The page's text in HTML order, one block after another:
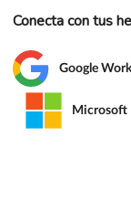
Conecta con tus
Google
Microsoft